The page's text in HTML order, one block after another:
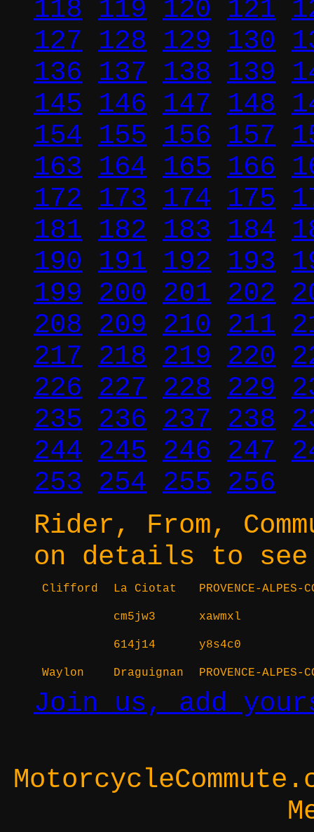
118 119 120 121
127 128 129 130
136 137 138 139
145 146 147 148
154 155 156 157
163 164 165 166
172 173 174 175
181 182 183 184
190 191 192 193
199 200 201 202
208 209 210 211
217 218 219 220
226 227 228 229
235 236 237 238
244 245 246 247
253 254 255 256
Rider, From,
on details to see
Clifford La Ciotat PROVENCE-ALPES-
cm5jw3 xawmxl
614j14 y8s4c0
Waylon Draguignan PROVENCE-ALPES-
Join us, add